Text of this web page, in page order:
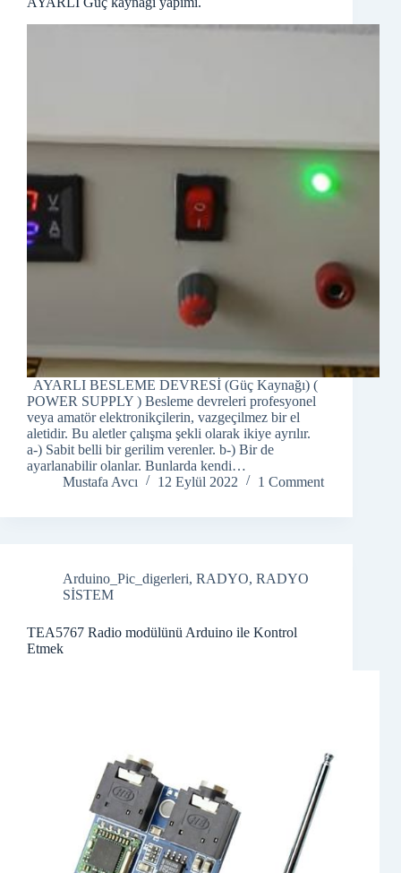
AYARLI BESLEME DEVRESİ (Güç Kaynağı) (
POWER SUPPLY ) Besleme devreleri profesyonel
veya amatör elektronikçilerin, vazgeçilmez bir el
aletidir. Bu aletler çalışma şekli olarak ikiye ayrılır.
a-) Sabit belli bir gerilim verenler. b-) Bir de
ayarlanabilir olanlar. Bunlarda kendi…
Mustafa Avcı
12 Eylül 2022 1 Comment
Arduino_Pic_digerleri, RADYO, RADYO
SİSTEM
TEA5767 Radio modülünü Arduino ile Kontrol
Etmek